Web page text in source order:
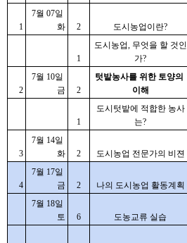
1
7월 07일
화
2 도시농업이란?
1
도시농업, 무엇을 할 것인
가?
2
7월 10일
금
2
텃밭농사를 위한 토양의
이해
1
도시텃밭에 적합한 농사
는?
3
7월 14일
화
2 도시농업 전문가의 비젼
4
7월 17일
금
2 나의 도시농업 활동계획
7월 18일
토
6 도농교류 실습